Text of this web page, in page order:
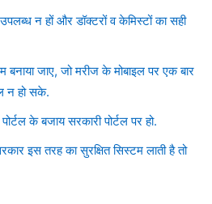
न हों और डॉक्टरों व केमिस्टों का सही
जाए, जो मरीज के मोबाइल पर एक बार
न हो सके.
के बजाय सरकारी पोर्टल पर हो.
इस तरह का सुरक्षित सिस्टम लाती है तो